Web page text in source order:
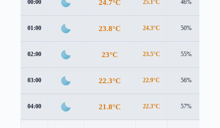
00:00 24.7°C 25.1°C 46%
01:00 23.8°C 24.3°C 50%
02:00 23°C 23.5°C 55%
03:00 22.3°C 22.9°C 56%
04:00 21.8°C 22.3°C 57%